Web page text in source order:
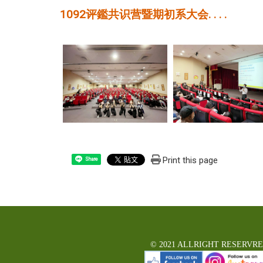
1092评鑑共识营暨期初系大会. . . .
Share Print this page
© 2021 ALLRIGHT